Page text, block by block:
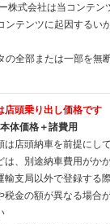
株式会社は当コンテン
ンテンツに起因するい
全部または一部を無
店頭乗り出し価格です
体価格＋諸費用
店頭納車を前提にし
は、別途納車費用がか
支局以外で登録する
税金の額が異なる場合